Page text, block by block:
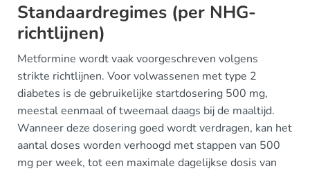
Standaardregimes (per NHG-
richtlijnen)
Metformine wordt vaak voorgeschreven volgens
strikte richtlijnen. Voor volwassenen met type 2
diabetes is de gebruikelijke startdosering 500 mg,
meestal eenmaal of tweemaal daags bij de maaltijd.
Wanneer deze dosering goed wordt verdragen, kan het
aantal doses worden verhoogd met stappen van 500
mg per week, tot een maximale dagelijkse dosis van